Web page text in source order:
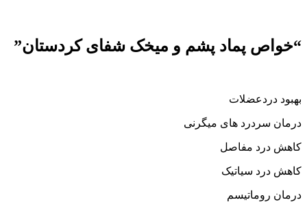
“خواص پماد پشم و میخک شفای کردستان”
بهبود دردعضلات
درمان سردرد های میگرنی
کاهش درد مفاصل
کاهش درد سیاتیک
درمان روماتیسم